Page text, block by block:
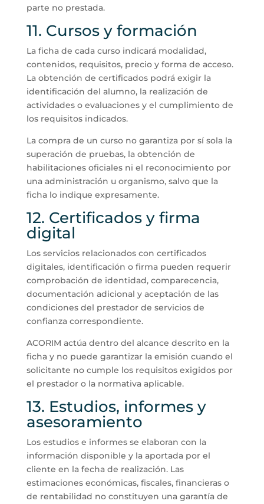
parte no prestada.
11. Cursos y formación
La ficha de cada curso indicará modalidad,
contenidos, requisitos, precio y forma de acceso.
La obtención de certificados podrá exigir la
identificación del alumno, la realización de
actividades o evaluaciones y el cumplimiento de
los requisitos indicados.
La compra de un curso no garantiza por sí sola la
superación de pruebas, la obtención de
habilitaciones oficiales ni el reconocimiento por
una administración u organismo, salvo que la
ficha lo indique expresamente.
12. Certificados y firma
digital
Los servicios relacionados con certificados
digitales, identificación o firma pueden requerir
comprobación de identidad, comparecencia,
documentación adicional y aceptación de las
condiciones del prestador de servicios de
confianza correspondiente.
ACORIM actúa dentro del alcance descrito en la
ficha y no puede garantizar la emisión cuando el
solicitante no cumple los requisitos exigidos por
el prestador o la normativa aplicable.
13. Estudios, informes y
asesoramiento
Los estudios e informes se elaboran con la
información disponible y la aportada por el
cliente en la fecha de realización. Las
estimaciones económicas, fiscales, financieras o
de rentabilidad no constituyen una garantía de